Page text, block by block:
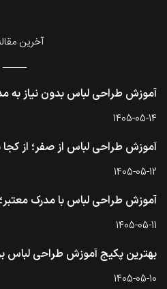
آخرین
آموزش طراحی لباس بدون نیاز به
1405-05-14
آموزش طراحی لباس از صفر؛ از
1405-05-12
آموزش طراحی لباس با مدرک
1405-05-11
بهترین پکیج آموزش طراحی لباس
1405-05-10